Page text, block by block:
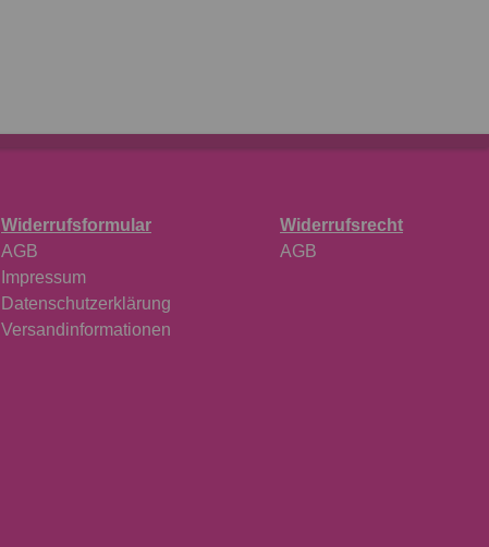
Widerrufsformular
AGB
Impressum
Datenschutzerklärung
Versandinformationen
Widerrufsrecht
AGB